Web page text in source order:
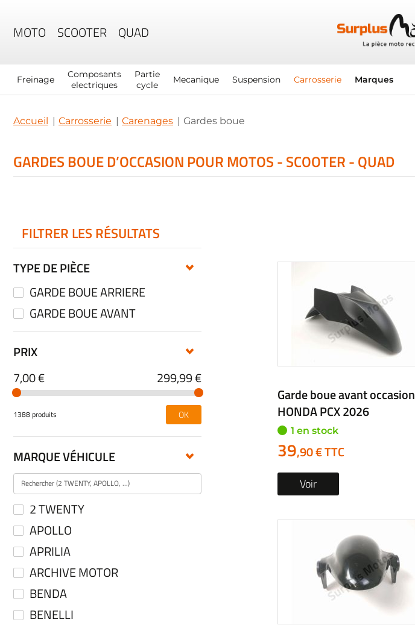
MOTO SCOOTER QUAD
Freinage
Composants
electriques
Partie
cycle
Mecanique Suspension Carrosserie Marques
Accueil Carrosserie Carenages Gardes boue
GARDES BOUE D’OCCASION POUR MOTOS - SCOOTER - QUAD
Garde boue avant occasion
HONDA PCX 2026
1 en stock
39,90 € TTC
Voir
FILTRER LES RÉSULTATS
TYPE DE PIÈCE
GARDE BOUE ARRIERE
GARDE BOUE AVANT
PRIX
7,00 €
299,99 €
1388 produits OK
MARQUE VÉHICULE
2 TWENTY
APOLLO
APRILIA
ARCHIVE MOTOR
BENDA
BENELLI